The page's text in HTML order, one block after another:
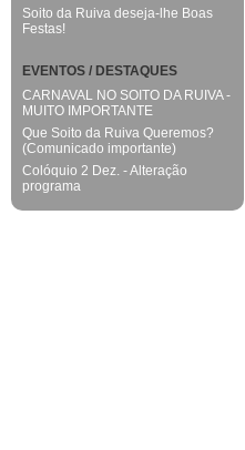
Soito da Ruiva deseja-lhe Boas
Festas!
EVENTOS / DESTAQUES
CARNAVAL NO SOITO DA RUIVA -
MUITO IMPORTANTE
Que Soito da Ruiva Queremos?
(Comunicado importante)
Colóquio 2 Dez. - Alteração
programa